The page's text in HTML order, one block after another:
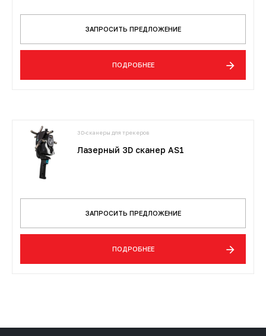
ЗАПРОСИТЬ ПРЕДЛОЖЕНИЕ
ПОДРОБНЕЕ
3D-сканеры для трекеров
Лазерный 3D сканер AS1
ЗАПРОСИТЬ ПРЕДЛОЖЕНИЕ
ПОДРОБНЕЕ